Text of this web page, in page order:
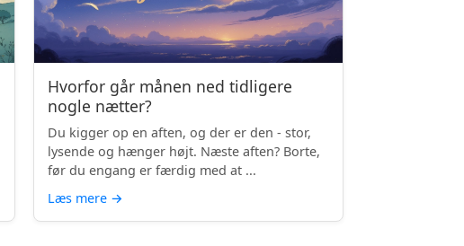
Hvorfor går månen ned tidligere
nogle nætter?
Du kigger op en aften, og der er den - stor,
lysende og hænger højt. Næste aften? Borte,
før du engang er færdig med at ...
Læs mere →